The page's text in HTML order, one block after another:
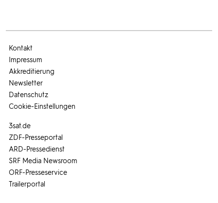
3sat.de
ZDF-Presseportal
ARD-Pressedienst
SRF Media Newsroom
ORF-Presseservice
Trailerportal
Kontakt
Impressum
Akkreditierung
Newsletter
Datenschutz
Cookie-Einstellungen